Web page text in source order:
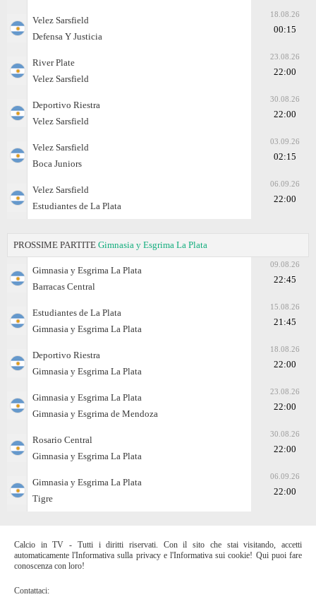
Velez Sarsfield
Defensa Y Justicia
18.08.26
00:15
River Plate
Velez Sarsfield
23.08.26
22:00
Deportivo Riestra
Velez Sarsfield
30.08.26
22:00
Velez Sarsfield
Boca Juniors
03.09.26
02:15
Velez Sarsfield
Estudiantes de La Plata
06.09.26
22:00
PROSSIME PARTITE Gimnasia y Esgrima La Plata
Gimnasia y Esgrima La Plata
Barracas Central
09.08.26
22:45
Estudiantes de La Plata
Gimnasia y Esgrima La Plata
15.08.26
21:45
Deportivo Riestra
Gimnasia y Esgrima La Plata
18.08.26
22:00
Gimnasia y Esgrima La Plata
Gimnasia y Esgrima de Mendoza
23.08.26
22:00
Rosario Central
Gimnasia y Esgrima La Plata
30.08.26
22:00
Gimnasia y Esgrima La Plata
Tigre
06.09.26
22:00
Calcio in TV - Tutti i diritti riservati. Con il sito che stai visitando, accetti
automaticamente l'Informativa sulla privacy e l'Informativa sui cookie! Qui puoi fare
conoscenza con loro!
Contattaci: